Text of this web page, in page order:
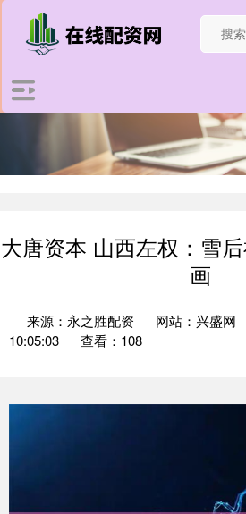
大唐资本 山西左权：雪
画
来源：永之胜配资 网站：兴盛网
10:05:03
查看：108